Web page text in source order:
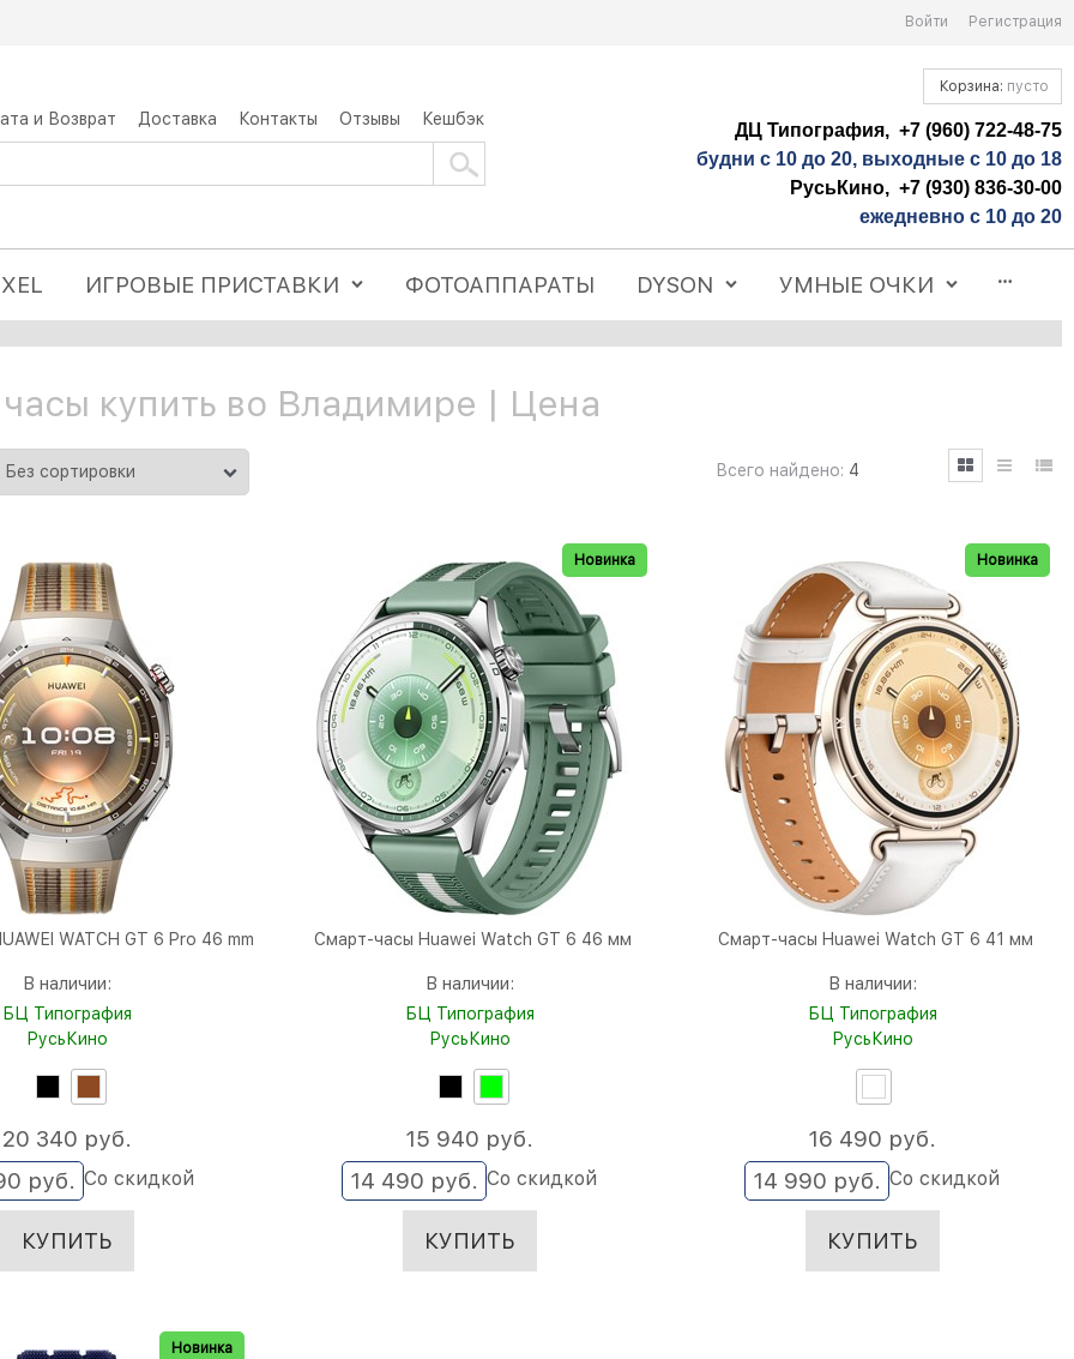
Войти Регистрация
и Возврат Доставка Контакты Отзывы Кешбэк
Корзина: пусто
ДЦ Типография, +7 (960) 722-48-75
будни с 10 до 20, выходные с 10 до 18
РусьКино, +7 (930) 836-30-00
ежедневно с 10 до 20
ИГРОВЫЕ ПРИСТАВКИ ФОТОАППАРАТЫ DYSON УМНЫЕ ОЧКИ
купить во Владимире | Цена
Всего найдено: 4
WATCH GT 6 Pro 46 mm
В наличии:
БЦ Типография
РусьКино
руб. Со скидкой
20 340 руб.
КУПИТЬ
Смарт-часы Huawei Watch GT 6 46 мм
В наличии:
БЦ Типография
РусьКино
Новинка
14 490 руб. Со скидкой
15 940 руб.
КУПИТЬ
Смарт-часы Huawei Watch GT 6 41 мм
В наличии:
БЦ Типография
РусьКино
Новинка
14 990 руб. Со скидкой
16 490 руб.
КУПИТЬ
Новинка